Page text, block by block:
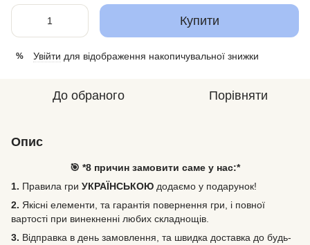
Купити
% Увійти для відображення накопичувальної знижки
До обраного Порівняти
Опис
🎯 *8 причин замовити саме у нас:*
1. Правила гри УКРАЇНСЬКОЮ додаємо у подарунок!
2. Якісні елементи, та гарантія повернення гри, і повної
вартості при винекненні любих складнощів.
3. Відправка в день замовлення, та швидка доставка до будь-